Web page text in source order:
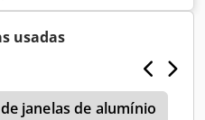
- Peso total: 50 kg
usadas
janelas de alumínio